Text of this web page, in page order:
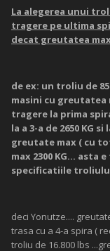
La alegerea unui
tragere pe ultima
decat greutatea
de ex: un troliu de
masini cu greutatea
tragere la prima spira
la a 3-a de 2650 KG
greutate max ( cu
max 2300 KG... asta
specificatiile
deci Yonutze....
trasa cu a 4-a spira (
troliu de 16.800 lbs